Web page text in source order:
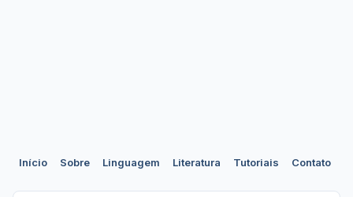
Início Sobre Linguagem Literatura Tutoriais Contato